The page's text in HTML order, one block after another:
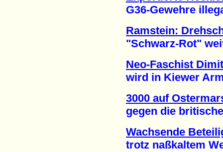
G36-Gewehre
Ramstein:
"Schwarz-Rot"
Neo-Faschist
wird in Kiewer
3000 auf
gegen die britische
Wachsende
trotz naßkaltem